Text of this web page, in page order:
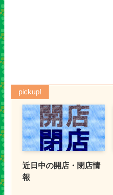
pickup!
近日中の開店・閉店情
報